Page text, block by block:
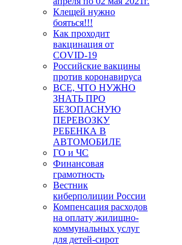
Клещей нужно
бояться!!!
Как проходит
вакцинация от
COVID-19
Российские вакцины
против коронавируса
ВСЕ, ЧТО НУЖНО
ЗНАТЬ ПРО
БЕЗОПАСНУЮ
ПЕРЕВОЗКУ
РЕБЕНКА В
АВТОМОБИЛЕ
ГО и ЧС
Финансовая
грамотность
Вестник
киберполиции России
Компенсация расходов
на оплату жилищно-
коммунальных услуг
для детей-сирот